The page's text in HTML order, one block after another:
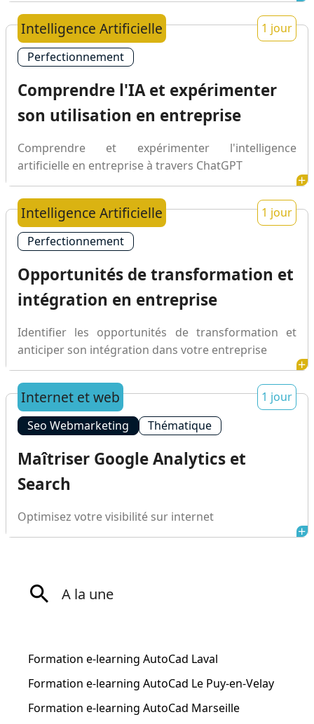
Intelligence Artificielle
1 jour
Perfectionnement
Comprendre l'IA et expérimenter
son utilisation en entreprise
Comprendre et expérimenter l'intelligence
artificielle en entreprise à travers ChatGPT
Intelligence Artificielle
1 jour
Perfectionnement
Opportunités de transformation et
intégration en entreprise
Identifier les opportunités de transformation et
anticiper son intégration dans votre entreprise
Internet et web
1 jour
Seo Webmarketing
Thématique
Maîtriser Google Analytics et
Search
Optimisez votre visibilité sur internet
A la une
Formation e-learning AutoCad Laval
Formation e-learning AutoCad Le Puy-en-Velay
Formation e-learning AutoCad Marseille